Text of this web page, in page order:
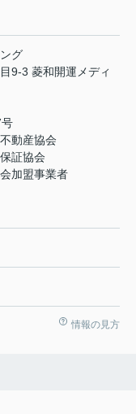
グ
9-3 菱和開運メディ
動産協会
証協会
加盟事業者
情報の見方